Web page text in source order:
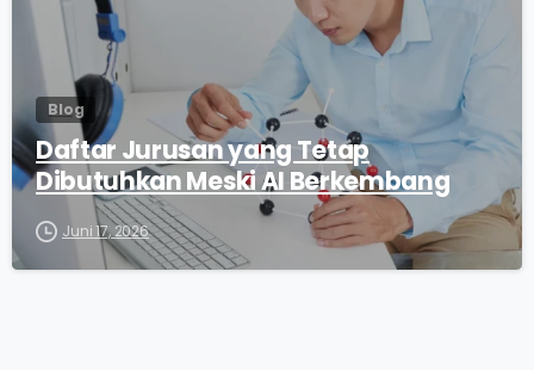
Blog
Daftar Jurusan yang Tetap
Dibutuhkan Meski AI Berkembang
Juni 17, 2026